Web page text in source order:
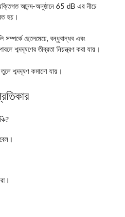
আনন্দ-অনুষ্ঠানে 65 dB এর নীচে
হয়।
সম্পর্কে ছেলেমেয়ে, বন্ধুবান্ধব এবং
শব্দদূষণের তীব্রতা নিয়ন্ত্রণ করা যায়।
শব্দদূষণ কমানো যায়।